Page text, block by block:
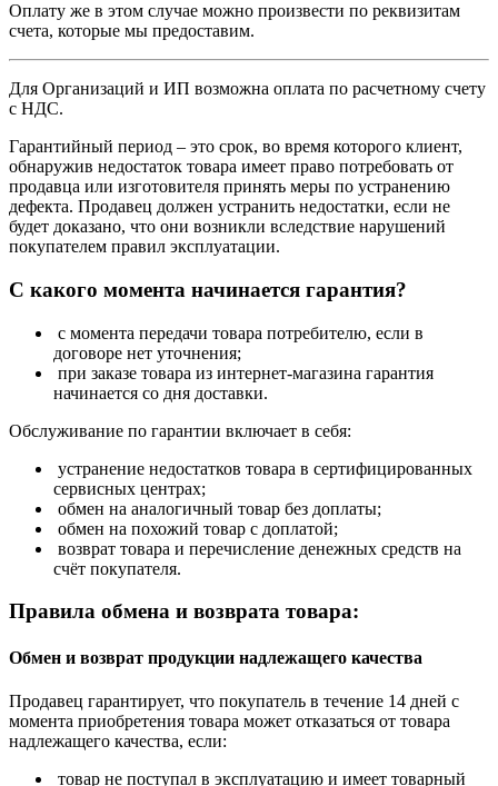
Оплату же в этом случае можно произвести по реквизитам
счета, которые мы предоставим.
Для Организаций и ИП возможна оплата по расчетному счету
с НДС.
Гарантийный период – это срок, во время которого клиент,
обнаружив недостаток товара имеет право потребовать от
продавца или изготовителя принять меры по устранению
дефекта. Продавец должен устранить недостатки, если не
будет доказано, что они возникли вследствие нарушений
покупателем правил эксплуатации.
С какого момента начинается гарантия?
с момента передачи товара потребителю, если в
договоре нет уточнения;
при заказе товара из интернет-магазина гарантия
начинается со дня доставки.
Обслуживание по гарантии включает в себя:
устранение недостатков товара в сертифицированных
сервисных центрах;
обмен на аналогичный товар без доплаты;
обмен на похожий товар с доплатой;
возврат товара и перечисление денежных средств на
счёт покупателя.
Правила обмена и возврата товара:
Обмен и возврат продукции надлежащего качества
Продавец гарантирует, что покупатель в течение 14 дней с
момента приобретения товара может отказаться от товара
надлежащего качества, если:
товар не поступал в эксплуатацию и имеет товарный